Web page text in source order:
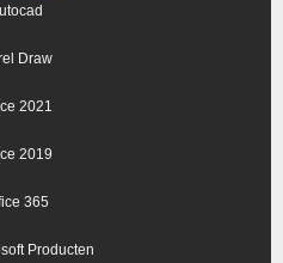
Draw
2021
2019
365
Producten